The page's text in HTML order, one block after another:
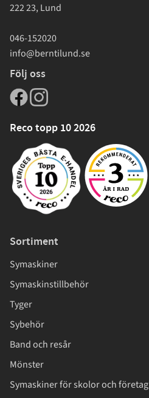
222 23, Lund
046-152020
info@berntilund.se
Följ oss
Reco topp 10 2026
Sortiment
Symaskiner
Symaskinstillbehör
Tyger
Sybehör
Band och resår
Mönster
Symaskiner för skolor och företag